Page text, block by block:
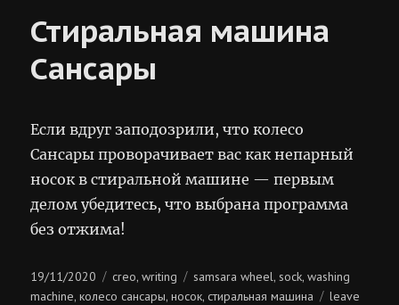
Стиральная машина
Сансары
Если вдруг заподозрили, что колесо
Сансары проворачивает вас как непарный
носок в стиральной машине — первым
делом убедитесь, что выбрана программа
без отжима!
Posted
on
19/11/2020 Categories
creo,writing Tags
samsara wheel, sock,washing
machine,колесо сансары,носок,стиральная машина
leave